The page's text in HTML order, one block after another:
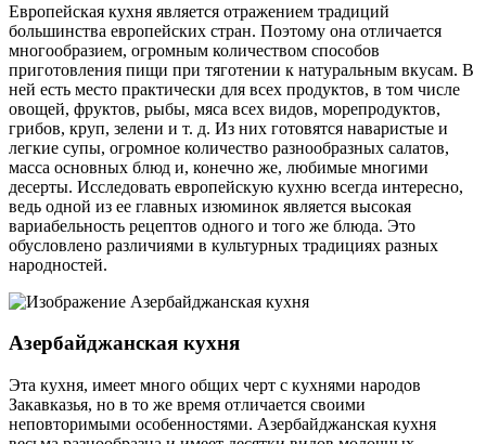
Европейская кухня является отражением традиций
большинства европейских стран. Поэтому она отличается
многообразием, огромным количеством способов
приготовления пищи при тяготении к натуральным вкусам. В
ней есть место практически для всех продуктов, в том числе
овощей, фруктов, рыбы, мяса всех видов, морепродуктов,
грибов, круп, зелени и т. д. Из них готовятся наваристые и
легкие супы, огромное количество разнообразных салатов,
масса основных блюд и, конечно же, любимые многими
десерты. Исследовать европейскую кухню всегда интересно,
ведь одной из ее главных изюминок является высокая
вариабельность рецептов одного и того же блюда. Это
обусловлено различиями в культурных традициях разных
народностей.
Азербайджанская кухня
Эта кухня, имеет много общих черт с кухнями народов
Закавказья, но в то же время отличается своими
неповторимыми особенностями. Азербайджанская кухня